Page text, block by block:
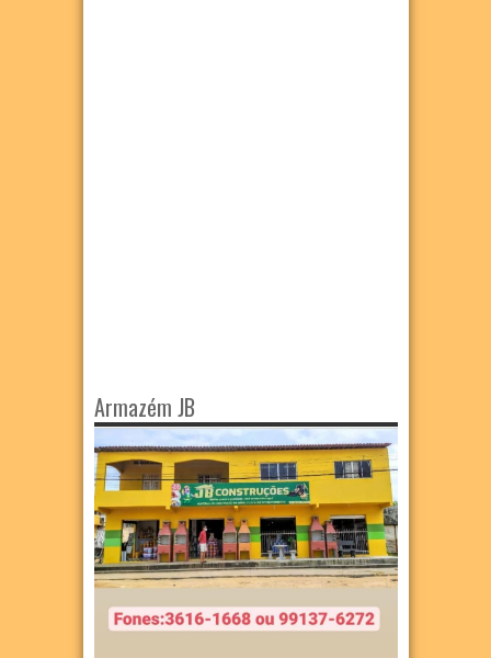
Armazém JB